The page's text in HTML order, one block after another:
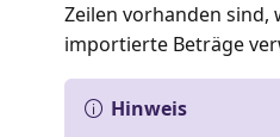
Zeilen vorhanden sind,
importierte Beträge
Hinweis